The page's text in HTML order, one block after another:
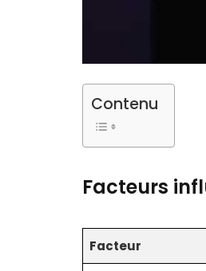
Contenu
Facteurs
Facteur